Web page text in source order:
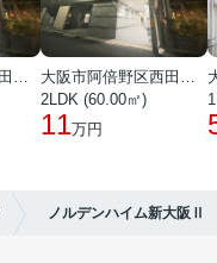
大阪市阿倍野区西田辺町１丁目
大阪市阿倍野区西田辺町１丁目
2LDK (60.00㎡)
11万円
ノルデンハイム新大阪Ⅱ